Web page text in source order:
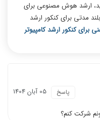
ارشد هوش مصنوعی برای
مدتی برای کنکور ارشد
برای کنکور ارشد کامپیوتر
05 آبان 1404 پاسخ
شرکت کنم؟